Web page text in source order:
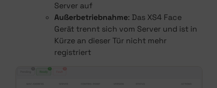
Server auf
Außerbetriebnahme: Das XS4 Face
Gerät trennt sich vom Server und ist in
Kürze an dieser Tür nicht mehr
registriert